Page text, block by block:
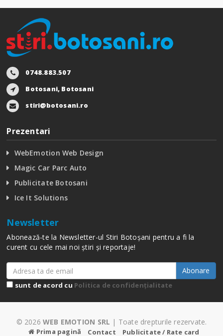
0748.883.507
Botosani, Botosani
stiri@botosani.ro
Prezentari
WebEmotion Web Design
Magic Car Parc Auto
Publicitate Botosani
Ice It Solutions
Newsletter
Abonează-te la Newsletter-ul Stiri Botoșani pentru a fi la
curent cu cele mai noi știri și reportaje!
Abonare
sunt de acord cu Politica de confidențialitate
© 2026 WEB EMOTION SRL | Toate drepturile rezervate.
Prima pagină Contact Publicitate / Rate card